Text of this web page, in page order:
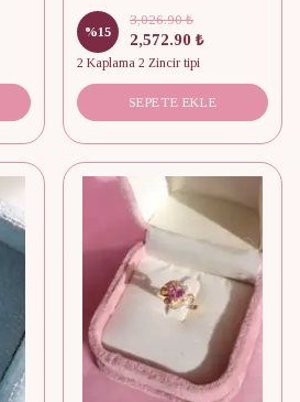
%15
3,026.90 ₺
2,572.90 ₺
2 Kaplama 2 Zincir tipi
SEPETE EKLE